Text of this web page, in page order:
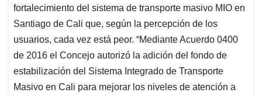
fortalecimiento del sistema de transporte masivo MIO en
Santiago de Cali que, según la percepción de los
usuarios, cada vez está peor. “Mediante Acuerdo 0400
de 2016 el Concejo autorizó la adición del fondo de
estabilización del Sistema Integrado de Transporte
Masivo en Cali para mejorar los niveles de atención a